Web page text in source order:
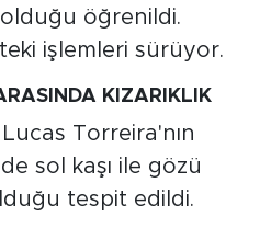
olduğu öğrenildi.
işlemleri sürüyor.
KIZARIKLIK
Torreira'nın
sol kaşı ile gözü
tespit edildi.